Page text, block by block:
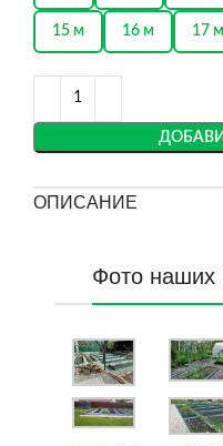
15 м 16 м 17 м
ОПИСАНИЕ
Фото наших